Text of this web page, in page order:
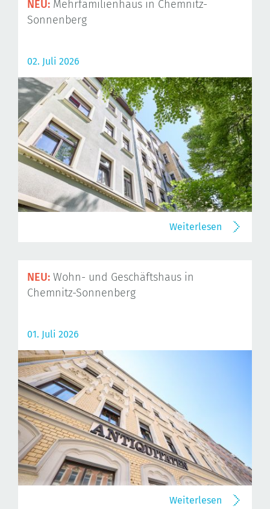
NEU: Mehrfamilienhaus in Chemnitz-
Sonnenberg
02. Juli 2026
Weiterlesen
NEU: Wohn- und Geschäftshaus in
Chemnitz-Sonnenberg
01. Juli 2026
Weiterlesen